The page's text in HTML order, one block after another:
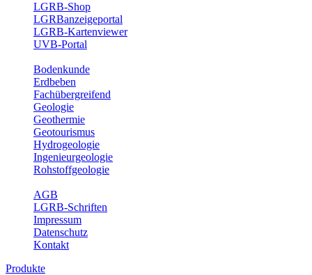
LGRB-Shop
LGRBanzeigeportal
LGRB-Kartenviewer
UVB-Portal
Bodenkunde
Erdbeben
Fachübergreifend
Geologie
Geothermie
Geotourismus
Hydrogeologie
Ingenieurgeologie
Rohstoffgeologie
AGB
LGRB-Schriften
Impressum
Datenschutz
Kontakt
Produkte